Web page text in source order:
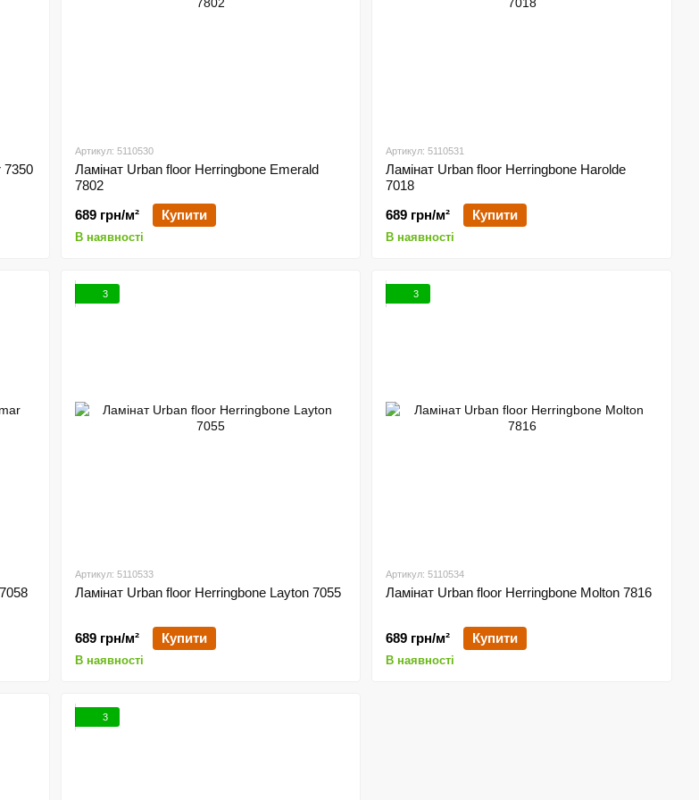
7350
Артикул: 5110530
Ламінат Urban floor Herringbone Emerald
7802
689 грн/м²
Купити
В наявності
Артикул: 5110531
Ламінат Urban floor Herringbone Harolde
7018
689 грн/м²
Купити
В наявності
3
Артикул: 5110533
Ламінат Urban floor Herringbone Layton 7055
689 грн/м² Купити
В наявності
3
Артикул: 5110534
Ламінат Urban floor Herringbone Molton 7816
689 грн/м² Купити
В наявності
3